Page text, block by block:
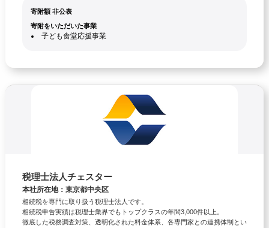
寄附額 非公表
寄附をいただいた事業
子ども食堂応援事業
税理士法人チェスター
本社所在地：東京都中央区
相続税を専門に取り扱う税理士法人です。
相続税申告実績は税理士業界でもトップクラスの年間3,000件以上。
徹底した税務調査対策、透明化された料金体系、各専門家との連携体制とい